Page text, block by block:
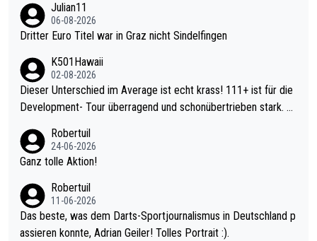
Julian11
06-08-2026
Dritter Euro Titel war in Graz nicht Sindelfingen
K501Hawaii
02-08-2026
Dieser Unterschied im Average ist echt krass! 111+ ist für die
Development- Tour überragend und schonübertrieben stark. U
mal 40+ erst recht. Da gewinnst keinen Blumentopf - ist ja noc
h krasser wie ein Pokalspiel eines Kreisligisten vs einem Bund
Robertuil
24-06-2026
Ganz tolle Aktion!
Robertuil
11-06-2026
Das beste, was dem Darts-Sportjournalismus in Deutschland p
assieren konnte, Adrian Geiler! Tolles Portrait :).